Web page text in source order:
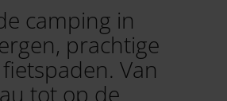
camping in
prachtige
Van
tot op de